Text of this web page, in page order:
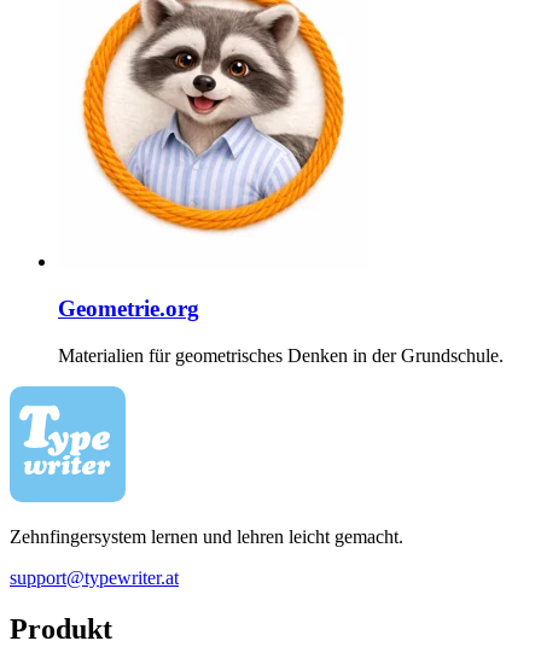
Geometrie.org
Materialien für geometrisches Denken in der Grundschule.
Zehnfingersystem lernen und lehren leicht gemacht.
support@typewriter.at
Produkt